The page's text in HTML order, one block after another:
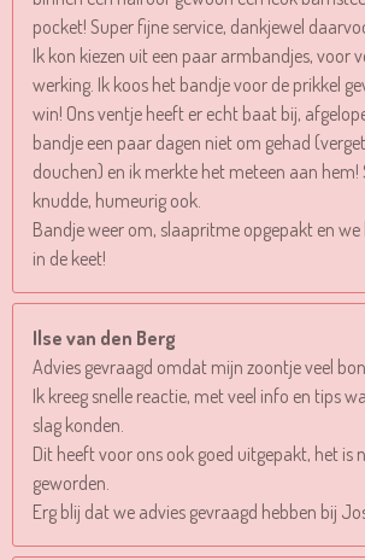
pocket! Super fijne service, dankjewel
Ik kon kiezen uit een paar armbandjes, voor
werking. Ik koos het bandje voor de prikkel
win! Ons ventje heeft er echt baat bij,
bandje een paar dagen niet om gehad
douchen) en ik merkte het meteen aan hem!
knudde, humeurig ook.
Bandje weer om, slaapritme opgepakt en
in de keet!
Ilse van den Berg
Advies gevraagd omdat mijn zoontje veel
Ik kreeg snelle reactie, met veel info en tips
slag konden.
Dit heeft voor ons ook goed uitgepakt, het is
geworden.
Erg blij dat we advies gevraagd hebben bij